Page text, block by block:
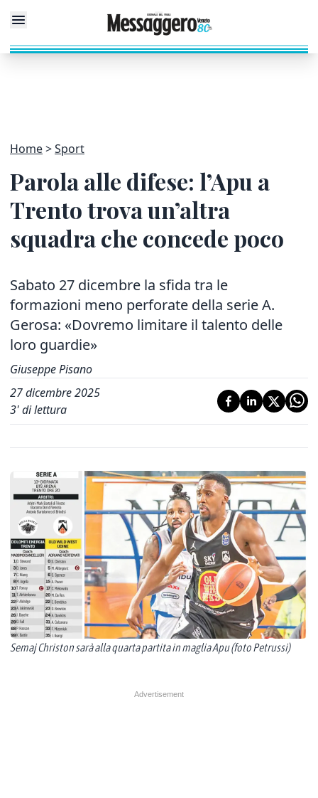
Home Sport
Parola alle difese: l’Apu a
Trento trova un’altra
squadra che concede poco
Sabato 27 dicembre la sfida tra le
formazioni meno perforate della serie A.
Gerosa: «Dovremo limitare il talento delle
loro guardie»
Giuseppe Pisano
27 dicembre 2025
3' di lettura
Semaj Christon sarà alla quarta partita in maglia Apu (foto Petrussi)